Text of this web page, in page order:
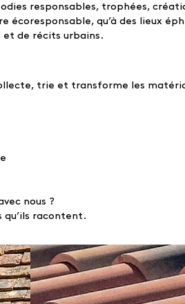
responsables, trophées,
écoresponsable, qu’à des lieux
et de récits urbains.
trie et transforme les
nous ?
qu’ils racontent.